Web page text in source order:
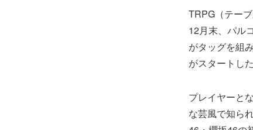
TRPG（テー
12月末、パル
がタッグを組
がスタートし
プレイヤーと
な芸風で知ら